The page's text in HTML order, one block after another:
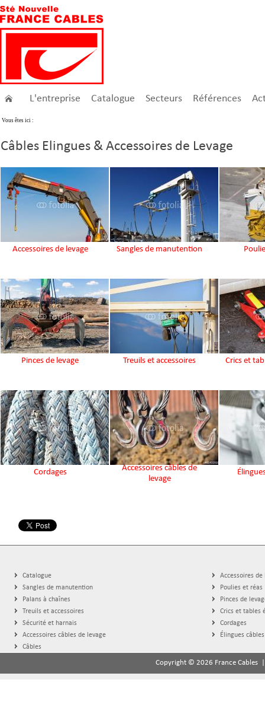
L'entreprise Catalogue Secteurs Références
Vous êtes ici :
Câbles Elingues & Accessoires de Levage
Accessoires de levage Sangles de manutention
Pinces de levage Treuils et accessoires Crics et
Cordages
Accessoires câbles de
levage
Catalogue
Sangles de manutention
Palans à chaînes
Treuils et accessoires
Sécurité et harnais
Accessoires câbles de levage
Câbles
Accessoires de
Poulies et réas
Pinces de
Crics et tables
Cordages
Élingues câbles
Copyright © 2026 France